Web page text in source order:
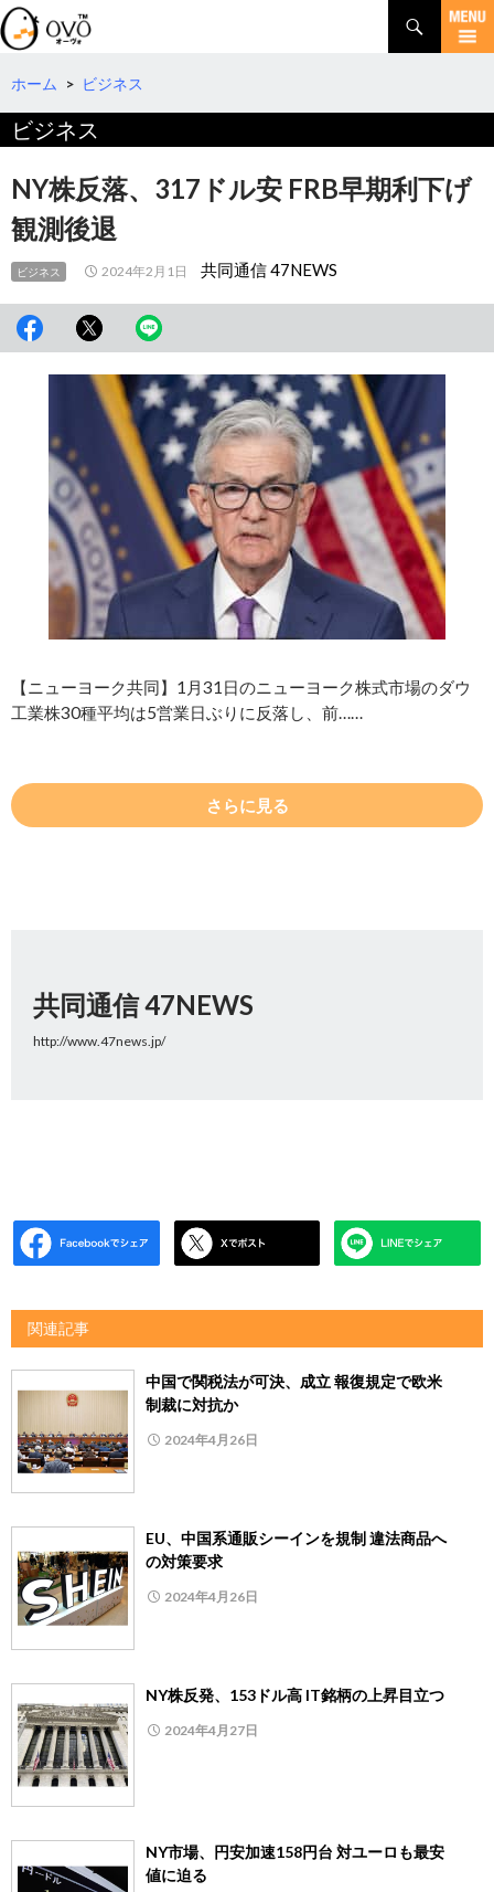
検
索
コ
テ
へ
移
動
ホーム > ビジネス
ビジネス
NY株反落、317ドル安 FRB早期利下げ
観測後退
ビジネス 2024年2月1日 共同通信 47NEWS
【ニューヨーク共同】1月31日のニューヨーク株式市場のダウ
工業株30種平均は5営業日ぶりに反落し、前……
さらに見る
共同通信 47NEWS
http://www.47news.jp/
関連記事
中国で関税法が可決、成立 報復規定で欧米
制裁に対抗か
2024年4月26日
EU、中国系通販シーインを規制 違法商品へ
の対策要求
2024年4月26日
NY株反発、153ドル高 IT銘柄の上昇目立つ
2024年4月27日
NY市場、円安加速158円台 対ユーロも最安
値に迫る